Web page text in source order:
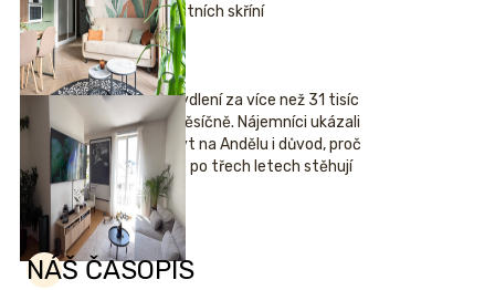
šatních skříní
Bydlení za více než 31 tisíc
měsíčně. Nájemníci ukázali
byt na Andělu i důvod, proč
se po třech letech stěhují
NÁŠ ČASOPIS